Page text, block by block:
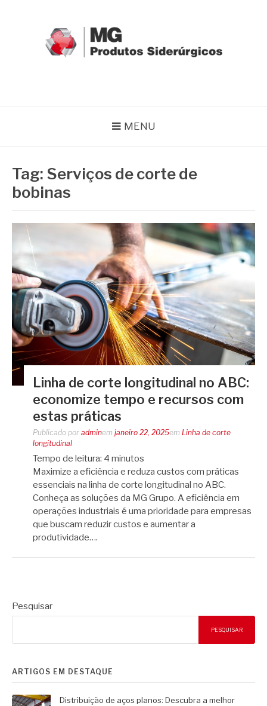
MENU
Tag: Serviços de corte de
bobinas
Linha de corte longitudinal no ABC:
economize tempo e recursos com
estas práticas
Publicado por adminem janeiro 22, 2025em Linha de corte
longitudinal
Tempo de leitura: 4 minutos
Maximize a eficiência e reduza custos com práticas
essenciais na linha de corte longitudinal no ABC.
Conheça as soluções da MG Grupo. A eficiência em
operações industriais é uma prioridade para empresas
que buscam reduzir custos e aumentar a
produtividade….
Pesquisar
PESQUISAR
ARTIGOS EM DESTAQUE
Distribuição de aços planos: Descubra a melhor